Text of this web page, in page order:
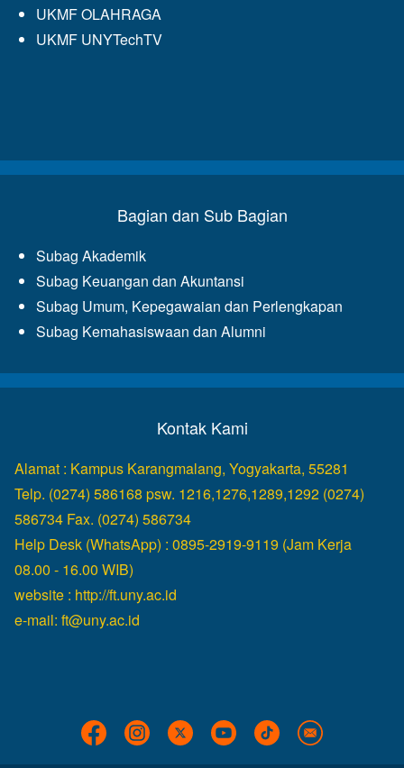
UKMF OLAHRAGA
UKMF UNYTechTV
Bagian dan Sub Bagian
Subag Akademik
Subag Keuangan dan Akuntansi
Subag Umum, Kepegawaian dan Perlengkapan
Subag Kemahasiswaan dan Alumni
Kontak Kami
Alamat : Kampus Karangmalang, Yogyakarta, 55281
Telp. (0274) 586168 psw. 1216,1276,1289,1292 (0274)
586734 Fax. (0274) 586734
Help Desk (WhatsApp) : 0895-2919-9119 (Jam Kerja
08.00 - 16.00 WIB)
website : http://ft.uny.ac.id
e-mail: ft@uny.ac.id